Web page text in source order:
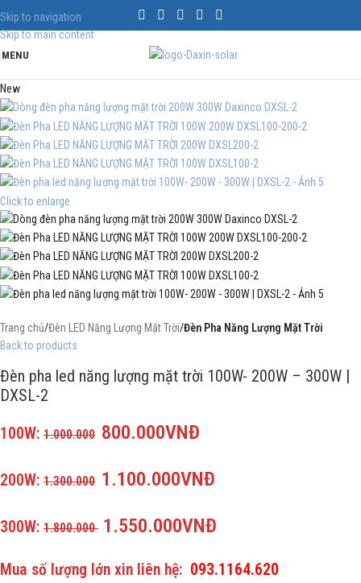
Skip to navigation
Skip to main content
MENU
New
Click to enlarge
Trang chủ Đèn LED Năng Lượng Mặt Trời Đèn Pha Năng Lượng Mặt Trời
Back to products
Đèn pha led năng lượng mặt trời 100W- 200W – 300W |
DXSL-2
100W: 1.000.000 800.000VNĐ
200W: 1.300.000 1.100.000VNĐ
300W: 1.800.000 1.550.000VNĐ
Mua số lượng lớn xin liên hệ: 093.1164.620